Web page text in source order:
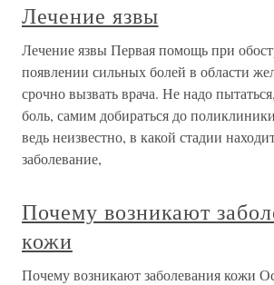
Лечение язвы
Лечение язвы Первая помощь при
появлении сильных болей в области
срочно вызвать врача. Не надо
боль, самим добираться до
ведь неизвестно, в какой стадии
заболевание,
Почему возникают
кожи
Почему возникают заболевания кожи